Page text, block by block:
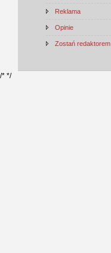
Reklama
Opinie
Zostań redaktorem
/* */